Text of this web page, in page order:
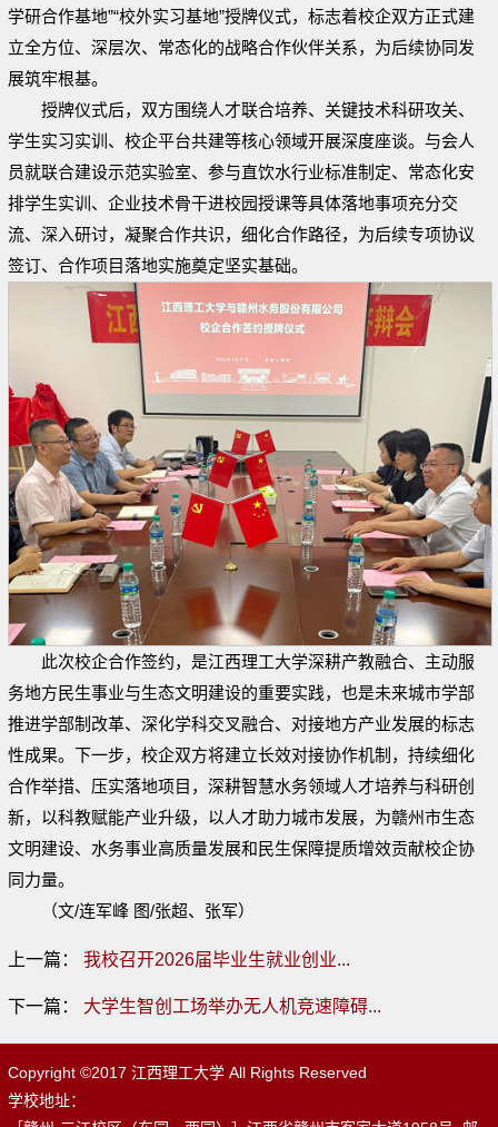
学研合作基地”“校外实习基地”授牌仪式，标志着校企双方正式建
立全方位、深层次、常态化的战略合作伙伴关系，为后续协同发
展筑牢根基。
授牌仪式后，双方围绕人才联合培养、关键技术科研攻关、
学生实习实训、校企平台共建等核心领域开展深度座谈。与会人
员就联合建设示范实验室、参与直饮水行业标准制定、常态化安
排学生实训、企业技术骨干进校园授课等具体落地事项充分交
流、深入研讨，凝聚合作共识，细化合作路径，为后续专项协议
签订、合作项目落地实施奠定坚实基础。
此次校企合作签约，是江西理工大学深耕产教融合、主动服
务地方民生事业与生态文明建设的重要实践，也是未来城市学部
推进学部制改革、深化学科交叉融合、对接地方产业发展的标志
性成果。下一步，校企双方将建立长效对接协作机制，持续细化
合作举措、压实落地项目，深耕智慧水务领域人才培养与科研创
新，以科教赋能产业升级，以人才助力城市发展，为赣州市生态
文明建设、水务事业高质量发展和民生保障提质增效贡献校企协
同力量。
（文/连军峰 图/张超、张军）
上一篇： 我校召开2026届毕业生就业创业...
下一篇： 大学生智创工场举办无人机竞速障碍...
Copyright ©2017 江西理工大学 All Rights Reserved
学校地址：